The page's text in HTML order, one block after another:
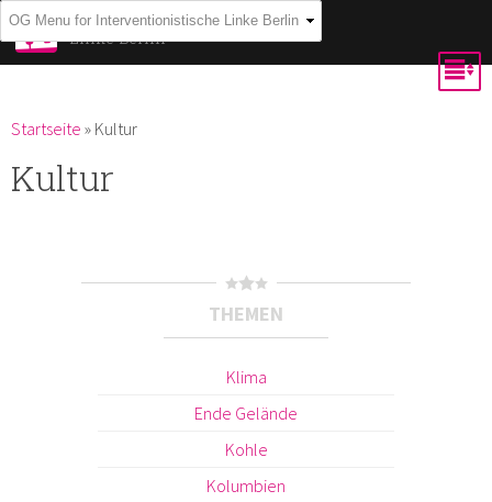
Direkt
zum
Inhalt
Interventionistische
Linke Berlin
Du bist hier
Startseite » Kultur
Kultur
THEMEN
Klima
Ende Gelände
Kohle
Kolumbien